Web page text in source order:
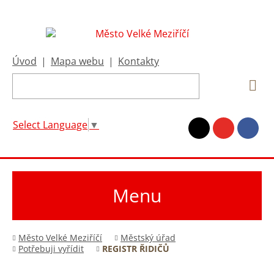
Úvod | Mapa webu | Kontakty
Select Language ▼
Menu
Město Velké Meziříčí
Městský úřad
Potřebuji vyřídit
REGISTR ŘIDIČŮ